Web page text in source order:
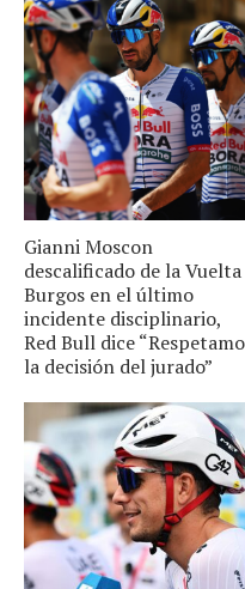
Gianni Moscon
descalificado de la Vuelta
Burgos en el último
incidente disciplinario,
Red Bull dice
la decisión del jurado”